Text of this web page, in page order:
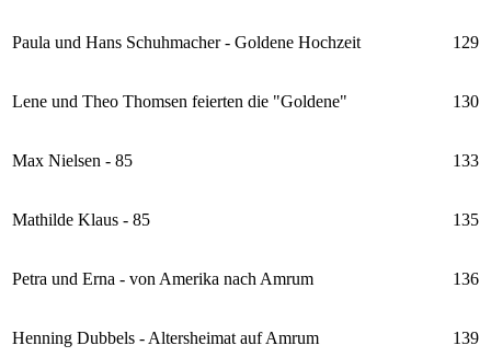
Paula und Hans Schuhmacher - Goldene Hochzeit 129
Lene und Theo Thomsen feierten die "Goldene" 130
Max Nielsen - 85 133
Mathilde Klaus - 85 135
Petra und Erna - von Amerika nach Amrum 136
Henning Dubbels - Altersheimat auf Amrum 139